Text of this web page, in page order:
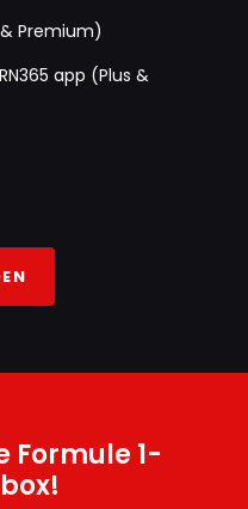
Premium)
app (Plus &
Formule 1-